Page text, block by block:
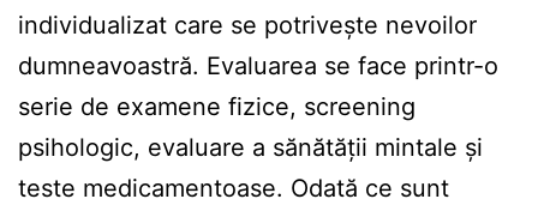
individualizat care se potrivește nevoilor
dumneavoastră. Evaluarea se face printr-o
serie de examene fizice, screening
psihologic, evaluare a sănătății mintale și
teste medicamentoase. Odată ce sunt